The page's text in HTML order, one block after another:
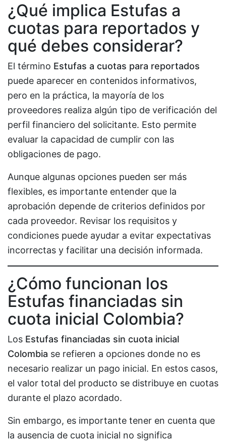
¿Qué implica Estufas a
cuotas para reportados y
qué debes considerar?
El término Estufas a cuotas para reportados
puede aparecer en contenidos informativos,
pero en la práctica, la mayoría de los
proveedores realiza algún tipo de verificación del
perfil financiero del solicitante. Esto permite
evaluar la capacidad de cumplir con las
obligaciones de pago.
Aunque algunas opciones pueden ser más
flexibles, es importante entender que la
aprobación depende de criterios definidos por
cada proveedor. Revisar los requisitos y
condiciones puede ayudar a evitar expectativas
incorrectas y facilitar una decisión informada.
¿Cómo funcionan los
Estufas financiadas sin
cuota inicial Colombia?
Los Estufas financiadas sin cuota inicial
Colombia se refieren a opciones donde no es
necesario realizar un pago inicial. En estos casos,
el valor total del producto se distribuye en cuotas
durante el plazo acordado.
Sin embargo, es importante tener en cuenta que
la ausencia de cuota inicial no significa